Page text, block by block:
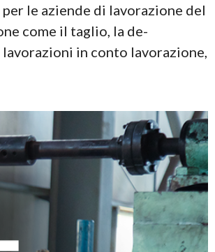
le aziende di lavorazione del
come il taglio, la de-
in conto lavorazione,